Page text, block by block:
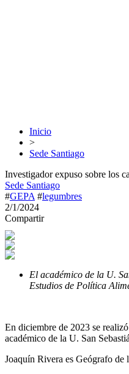
Inicio
>
Sede Santiago
Investigador expuso sobre los
Sede Santiago
#GEPA #legumbres
2/1/2024
Compartir
El académico de la U.
Estudios de Política
En diciembre de 2023 se
académico de la U. San
Joaquín Rivera es Geógrafo